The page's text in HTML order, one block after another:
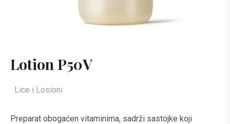
Lotion P50V
Lice i Losioni
Preparat obogaćen vitaminima, sadrži sastojke koji